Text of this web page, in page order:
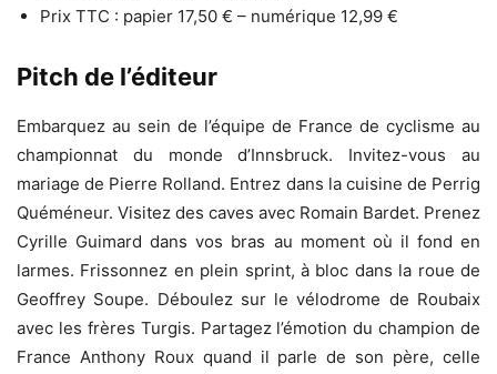
Prix TTC : papier 17,50 € – numérique 12,99 €
Pitch de l’éditeur
Embarquez au sein de l’équipe de France de cyclisme au
championnat du monde d’Innsbruck. Invitez-vous au
mariage de Pierre Rolland. Entrez dans la cuisine de Perrig
Quéméneur. Visitez des caves avec Romain Bardet. Prenez
Cyrille Guimard dans vos bras au moment où il fond en
larmes. Frissonnez en plein sprint, à bloc dans la roue de
Geoffrey Soupe. Déboulez sur le vélodrome de Roubaix
avec les frères Turgis. Partagez l’émotion du champion de
France Anthony Roux quand il parle de son père, celle